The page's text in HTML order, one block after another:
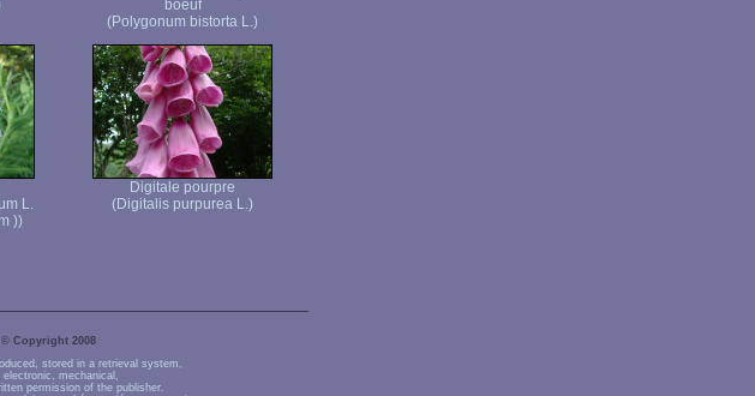
boeuf
(Polygonum bistorta L.)
L.
))
Digitale pourpre
(Digitalis purpurea L.)
Copyright 2008
stored in a retrieval system,
mechanical,
permission of the publisher.